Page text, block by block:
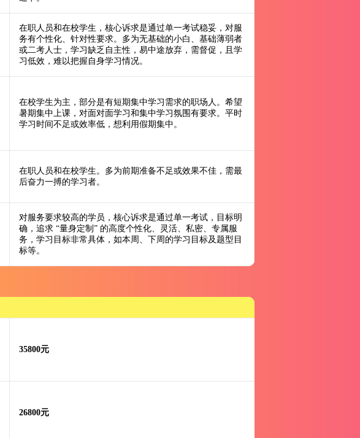
在职人员和在校学生，核心诉求是通过单一考试稳妥，对服
务有个性化、针对性要求。多为无基础的小白、基础薄弱者
或二考人士，学习缺乏自主性，易中途放弃，需督促，且学
习低效，难以把握自身学习情况。
在校学生为主，部分是有短期集中学习需求的职场人。希望
暑期集中上课，对面对面学习和集中学习氛围有要求。平时
学习时间不足或效率低，想利用假期集中。
在职人员和在校学生。多为前期准备不足或效果不佳，需最
后奋力一搏的学习者。
对服务要求较高的学员，核心诉求是通过单一考试，目标明
确，追求 “量身定制” 的高度个性化、灵活、私密、专属服
务，学习目标非常具体，如本周、下周的学习目标及题型目
标等。
35800元
26800元